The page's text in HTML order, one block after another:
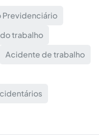
Previdenciário
trabalho
Acidente de trabalho